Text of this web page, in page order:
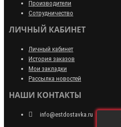
Производители
Сотрудничество
ЛИЧНЫЙ КАБИНЕТ
Личный кабинет
История заказов
Мои закладки
Рассылка новостей
НАШИ КОНТАКТЫ
info@estdostavka.ru